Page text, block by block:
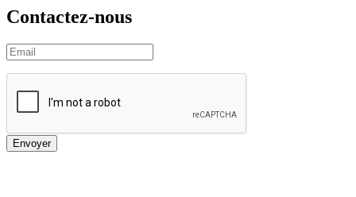
Contactez-nous
Envoyer